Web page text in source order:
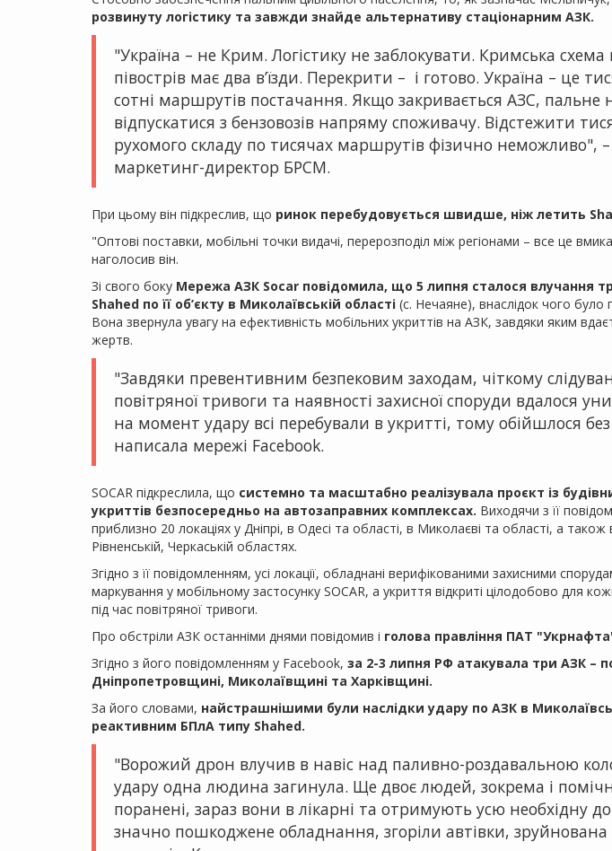
розвинуту логістику та завжди знайде альтернативу стаціонарним АЗК.
"Україна – не Крим. Логістику не заблокувати. Кримська
півострів має два в’їзди. Перекрити – і готово. Україна – це
сотні маршрутів постачання. Якщо закривається АЗС, пальне
відпускатися з бензовозів напряму споживачу. Відстежити
рухомого складу по тисячах маршрутів фізично неможливо",
маркетинг-директор БРСМ.
При цьому він підкреслив, що ринок перебудовується швидше, ніж летить
"Оптові поставки, мобільні точки видачі, перерозподіл між регіонами – все це
наголосив він.
Зі свого боку Мережа АЗК Socar повідомила, що 5 липня сталося влучання
Shahed по її об’єкту в Миколаївській області (с. Нечаяне), внаслідок чого
Вона звернула увагу на ефективність мобільних укриттів на АЗК, завдяки яким
жертв.
"Завдяки превентивним безпековим заходам, чіткому
повітряної тривоги та наявності захисної споруди вдалося
на момент удару всі перебували в укритті, тому обійшлося
написала мережі Facebook.
SOCAR підкреслила, що системно та масштабно реалізувала проєкт із
укриттів безпосередньо на автозаправних комплексах. Виходячи з її
приблизно 20 локаціях у Дніпрі, в Одесі та області, в Миколаєві та області, а також
Рівненській, Черкаській областях.
Згідно з її повідомленням, усі локації, обладнані верифікованими захисними
маркування у мобільному застосунку SOCAR, а укриття відкриті цілодобово для
під час повітряної тривоги.
Про обстріли АЗК останніми днями повідомив і голова правління ПАТ
Згідно з його повідомленням у Facebook, за 2-3 липня РФ атакувала три АЗК –
Дніпропетровщині, Миколаївщині та Харківщині.
За його словами, найстрашнішими були наслідки удару по АЗК в
реактивним БПлА типу Shahed.
"Ворожий дрон влучив в навіс над паливно-роздавальною
удару одна людина загинула. Ще двоє людей, зокрема і
поранені, зараз вони в лікарні та отримують усю необхідну
значно пошкоджене обладнання, згоріли автівки, зруйнована